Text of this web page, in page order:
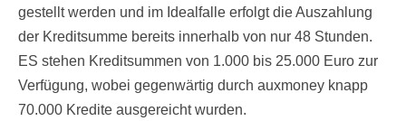
gestellt werden und im Idealfalle erfolgt die Auszahlung
der Kreditsumme bereits innerhalb von nur 48 Stunden.
ES stehen Kreditsummen von 1.000 bis 25.000 Euro zur
Verfügung, wobei gegenwärtig durch auxmoney knapp
70.000 Kredite ausgereicht wurden.